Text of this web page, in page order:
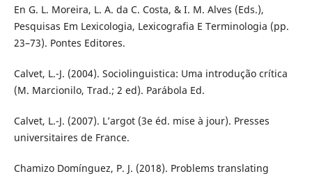
En G. L. Moreira, L. A. da C. Costa, & I. M. Alves (Eds.),
Pesquisas Em Lexicologia, Lexicografia E Terminologia (pp.
23–73). Pontes Editores.
Calvet, L.-J. (2004). Sociolinguistica: Uma introdução crítica
(M. Marcionilo, Trad.; 2 ed). Parábola Ed.
Calvet, L.-J. (2007). L’argot (3e éd. mise à jour). Presses
universitaires de France.
Chamizo Domínguez, P. J. (2018). Problems translating